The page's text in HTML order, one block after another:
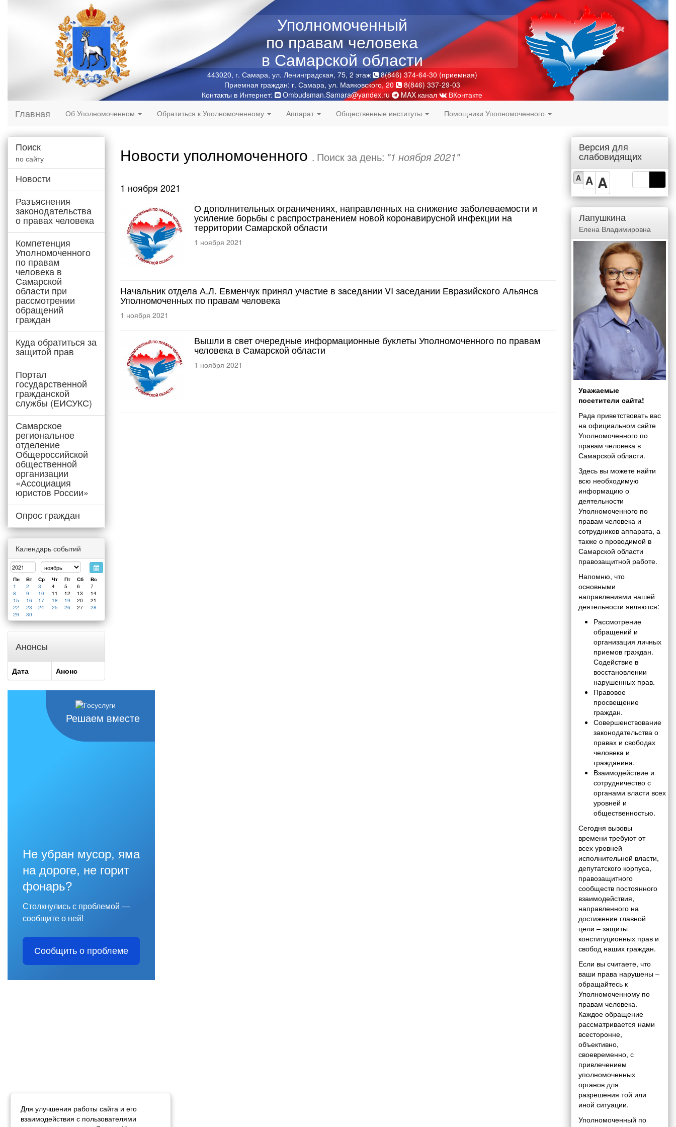
Уполномоченный
по правам человека
в Самарской области
443020, г. Самара, ул. Ленинградская, 75, 2 этаж
8(846) 374-64-30 (приемная)
Приемная граждан: г. Самара, ул. Маяковского, 20
8(846) 337-29-03
Контакты в Интернет:
Ombudsman.Samara@yandex.ru MAX канал ВКонтакте
Главная Об Уполномоченном Обратиться к Уполномоченному Аппарат Общественные институты Помощники Уполномоченного
Поиск
по сайту
Новости
Разъяснения
законодательства
о правах человека
Компетенция
Уполномоченного
по правам
человека в
Самарской
области при
рассмотрении
обращений
граждан
Куда обратиться за
защитой прав
Портал
государственной
гражданской
службы (ЕИСУКС)
Самарское
региональное
отделение
Общероссийской
общественной
организации
«Ассоциация
юристов России»
Опрос граждан
Календарь событий
Пн Вт Ср Чт Пт Сб
Вс
1
2 3 4 5 6
7
8
9 10 11 12 13
14
15
16 17 18 19 20
21
22
23 24 25 26 27
28
29
30
Анонсы
Дата Анонс
Решаем вместе
Не убран мусор, яма
на дороге, не горит
фонарь?
Столкнулись с проблемой —
сообщите о ней!
Сообщить о проблеме
Новости уполномоченного . Поиск за день: "1 ноября 2021"
1 ноября 2021
О дополнительных ограничениях, направленных на снижение заболеваемости и
усиление борьбы с распространением новой коронавирусной инфекции на
территории Самарской области
1 ноября 2021
Начальник отдела А.Л. Евменчук принял участие в заседании VI заседании Евразийского Альянса
Уполномоченных по правам человека
1 ноября 2021
Вышли в свет очередные информационные буклеты Уполномоченного по правам
человека в Самарской области
1 ноября 2021
Версия для
слабовидящих
A A A
Лапушкина
Елена Владимировна
Уважаемые
посетители сайта!
Рада приветствовать вас
на официальном сайте
Уполномоченного по
правам человека в
Самарской области.
Здесь вы можете найти
всю необходимую
информацию о
деятельности
Уполномоченного по
правам человека и
сотрудников аппарата, а
также о проводимой в
Самарской области
правозащитной работе.
Напомню, что
основными
направлениями нашей
деятельности являются:
Рассмотрение
обращений и
организация личных
приемов граждан.
Содействие в
восстановлении
нарушенных прав.
Правовое
просвещение
граждан.
Совершенствование
законодательства о
правах и свободах
человека и
гражданина.
Взаимодействие и
сотрудничество с
органами власти всех
уровней и
общественностью.
Сегодня вызовы
времени требуют от
всех уровней
исполнительной власти,
депутатского корпуса,
правозащитного
сообществ постоянного
взаимодействия,
направленного на
достижение главной
цели – защиты
конституционных прав и
свобод наших граждан.
Если вы считаете, что
ваши права нарушены –
обращайтесь к
Уполномоченному по
правам человека.
Каждое обращение
рассматривается нами
всесторонне,
объективно,
своевременно, с
привлечением
уполномоченных
органов для
разрешения той или
иной ситуации.
Уполномоченный по
Для улучшения работы сайта и его
взаимодействия с пользователями